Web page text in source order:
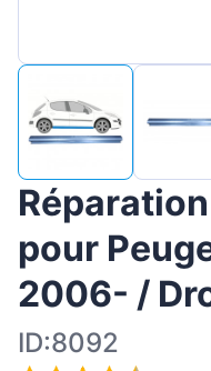
pour
2006- /
ID:8092